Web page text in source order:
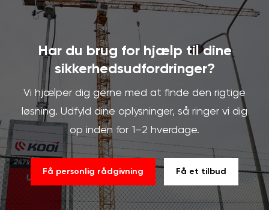
Har du brug for hjælp til dine
sikkerhedsudfordringer?
Vi hjælper dig gerne med at finde den rigtige
løsning. Udfyld dine oplysninger, så ringer vi dig
op inden for 1–2 hverdage.
Få personlig rådgivning Få et tilbud